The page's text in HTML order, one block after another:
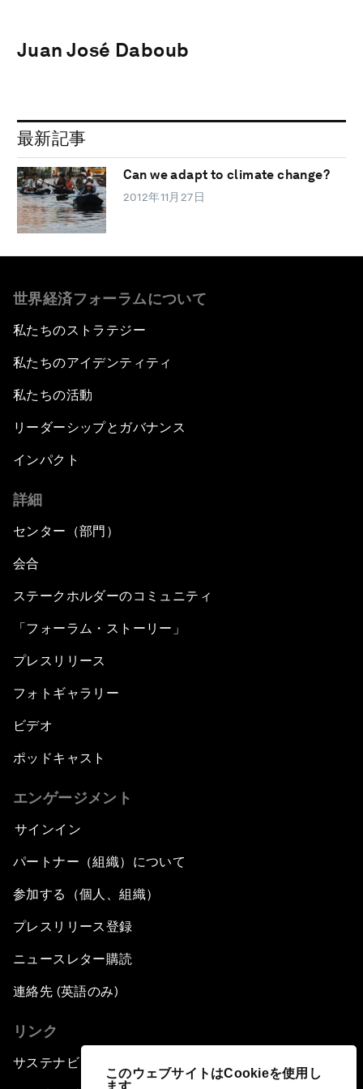
このウェブサイトはCookieを使用し
ます
Juan José Daboub
最新記事
Can we adapt to climate change?
2012年11月27日
世界経済フォーラムについて
私たちのストラテジー
私たちのアイデンティティ
私たちの活動
リーダーシップとガバナンス
インパクト
詳細
センター（部門）
会合
ステークホルダーのコミュニティ
「フォーラム・ストーリー」
プレスリリース
フォトギャラリー
ビデオ
ポッドキャスト
エンゲージメント
サインイン
パートナー（組織）について
参加する（個人、組織）
プレスリリース登録
ニュースレター購読
連絡先 (英語のみ)
リンク
サステナビリティへの取り組み